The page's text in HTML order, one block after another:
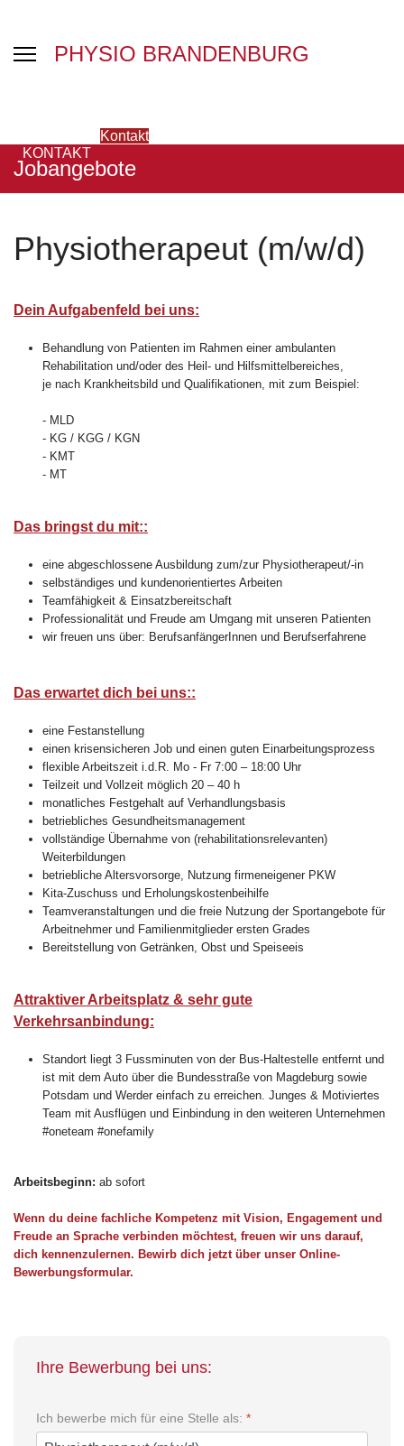
PHYSIO BRANDENBURG
KONTAKT
Kontakt
Jobangebote
Physiotherapeut (m/w/d)
Dein Aufgabenfeld bei uns:
Behandlung von Patienten im Rahmen einer ambulanten
Rehabilitation und/oder des Heil- und Hilfsmittelbereiches,
je nach Krankheitsbild und Qualifikationen, mit zum Beispiel:
- MLD
- KG / KGG / KGN
- KMT
- MT
Das bringst du mit::
eine abgeschlossene Ausbildung zum/zur Physiotherapeut/-in
selbständiges und kundenorientiertes Arbeiten
Teamfähigkeit & Einsatzbereitschaft
Professionalität und Freude am Umgang mit unseren Patienten
wir freuen uns über: BerufsanfängerInnen und Berufserfahrene
Das erwartet dich bei uns::
eine Festanstellung
einen krisensicheren Job und einen guten Einarbeitungsprozess
flexible Arbeitszeit i.d.R. Mo - Fr 7:00 – 18:00 Uhr
Teilzeit und Vollzeit möglich 20 – 40 h
monatliches Festgehalt auf Verhandlungsbasis
betriebliches Gesundheitsmanagement
vollständige Übernahme von (rehabilitationsrelevanten)
Weiterbildungen
betriebliche Altersvorsorge, Nutzung firmeneigener PKW
Kita-Zuschuss und Erholungskostenbeihilfe
Teamveranstaltungen und die freie Nutzung der Sportangebote für
Arbeitnehmer und Familienmitglieder ersten Grades
Bereitstellung von Getränken, Obst und Speiseeis
Attraktiver Arbeitsplatz & sehr gute
Verkehrsanbindung:
Standort liegt 3 Fussminuten von der Bus-Haltestelle entfernt und
ist mit dem Auto über die Bundesstraße von Magdeburg sowie
Potsdam und Werder einfach zu erreichen. Junges & Motiviertes
Team mit Ausflügen und Einbindung in den weiteren Unternehmen
#oneteam #onefamily
Arbeitsbeginn: ab sofort
Wenn du deine fachliche Kompetenz mit Vision, Engagement und
Freude an Sprache verbinden möchtest, freuen wir uns darauf,
dich kennenzulernen. Bewirb dich jetzt über unser Online-
Bewerbungsformular.
Ihre Bewerbung bei uns:
Ich bewerbe mich für eine Stelle als: *